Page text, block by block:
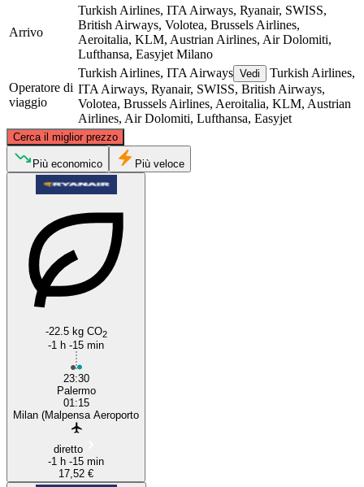
Arrivo
Turkish Airlines, ITA Airways, Ryanair, SWISS,
British Airways, Volotea, Brussels Airlines,
Aeroitalia, KLM, Austrian Airlines, Air Dolomiti,
Lufthansa, Easyjet Milano
Operatore di
viaggio
Turkish Airlines, ITA Airways Vedi
Turkish Airlines,
ITA Airways, Ryanair, SWISS, British Airways,
Volotea, Brussels Airlines, Aeroitalia, KLM, Austrian
Airlines, Air Dolomiti, Lufthansa, Easyjet
Cerca il miglior prezzo
Milan
© CARTO, ©OpenStreetMapcontributors
Più economico Più veloce
-22.5 kg CO2
-1 h -15 min
23:30
Palermo
01:15
Milan (Malpensa Aeroporto
diretto
-1 h -15 min
17,52 €